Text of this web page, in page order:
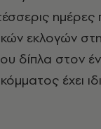
εκλογών
δίπλα στον
έχει